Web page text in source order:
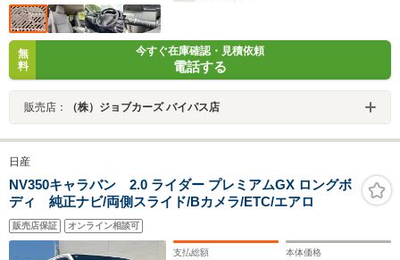
無
料
今すぐ在庫確認・見積依頼
電話する
販売店： （株）ジョブカーズ バイパス店
日産
NV350キャラバン 2.0 ライダー プレミアムGX ロングボ
ディ 純正ナビ/両側スライド/Bカメラ/ETC/エアロ
販売店保証 オンライン相談可
支払総額 本体価格